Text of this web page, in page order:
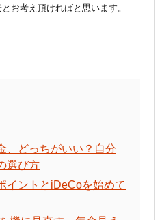
お考え頂ければと思います。
、どっちがいい？自分
選び方
イントと iDeCoを始めて